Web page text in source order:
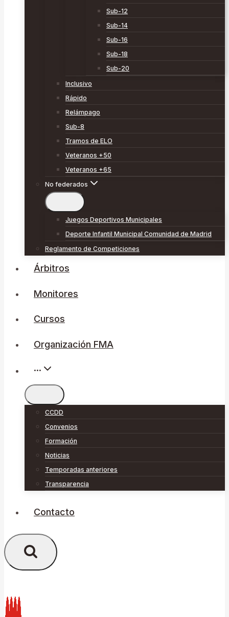
Sub-12
Sub-14
Sub-16
Sub-18
Sub-20
Inclusivo
Rápido
Relámpago
Sub-8
Tramos de ELO
Veteranos +50
Veteranos +65
No federados
Juegos Deportivos Municipales
Deporte Infantil Municipal Comunidad de Madrid
Reglamento de Competiciones
Árbitros
Monitores
Cursos
Organización FMA
···
CCDD
Convenios
Formación
Noticias
Temporadas anteriores
Transparencia
Contacto